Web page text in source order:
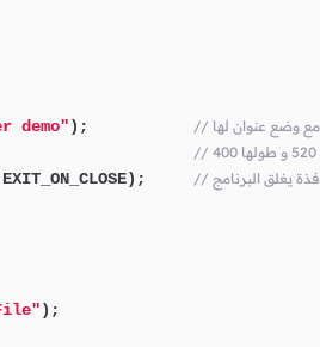
demo");
يغلق البرنامج
);